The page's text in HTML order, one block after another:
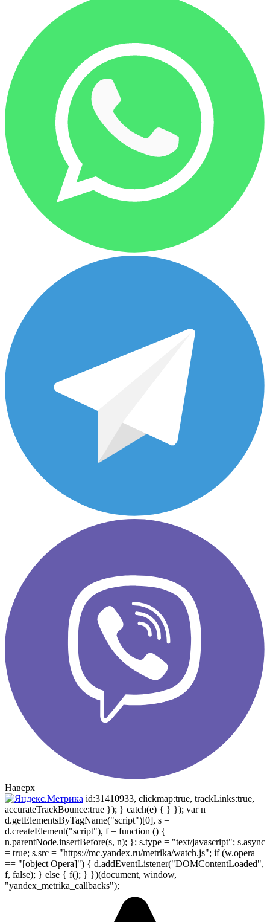
Наверх
id:31410933, clickmap:true, trackLinks:true,
accurateTrackBounce:true }); } catch(e) { } }); var n =
d.getElementsByTagName("script")[0], s =
d.createElement("script"), f = function () {
n.parentNode.insertBefore(s, n); }; s.type = "text/javascript"; s.async
= true; s.src = "https://mc.yandex.ru/metrika/watch.js"; if (w.opera
== "[object Opera]") { d.addEventListener("DOMContentLoaded",
f, false); } else { f(); } })(document, window,
"yandex_metrika_callbacks");